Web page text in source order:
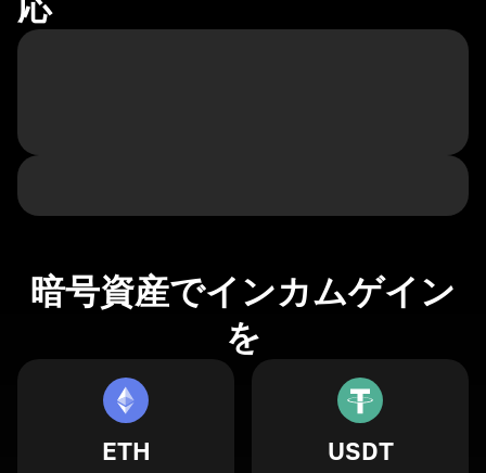
暗号資産でインカムゲイン
を
ETH USDT